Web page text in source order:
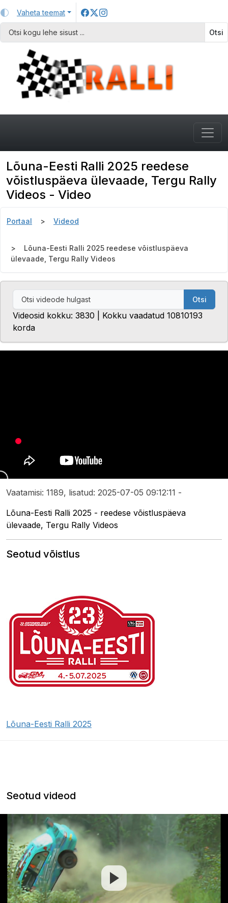
Vaheta teemat
Otsi
Lõuna-Eesti Ralli 2025 reedese
võistluspäeva ülevaade, Tergu Rally
Videos - Video
Portaal Videod
Lõuna-Eesti Ralli 2025 reedese võistluspäeva
ülevaade, Tergu Rally Videos
Otsi
Videosid kokku: 3830 | Kokku vaadatud 10810193
korda
Vaatamisi: 1189, lisatud: 2025-07-05 09:12:11 -
Lõuna-Eesti Ralli 2025 - reedese võistluspäeva
ülevaade, Tergu Rally Videos
Seotud võistlus
Lõuna-Eesti Ralli 2025
Seotud videod